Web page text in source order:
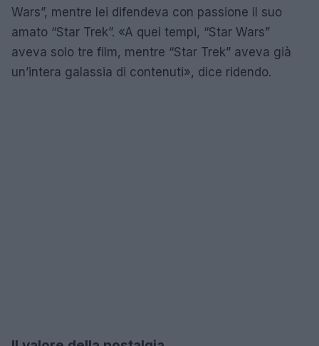
Wars”, mentre lei difendeva con passione il suo
amato “Star Trek”. «A quei tempi, “Star Wars”
aveva solo tre film, mentre “Star Trek” aveva già
un’intera galassia di contenuti», dice ridendo.